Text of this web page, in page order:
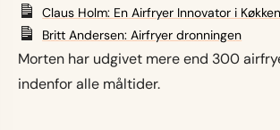
Claus Holm: En Airfryer Innovator i
Britt Andersen: Airfryer dronningen
Morten har udgivet mere end 300
indenfor alle måltider.